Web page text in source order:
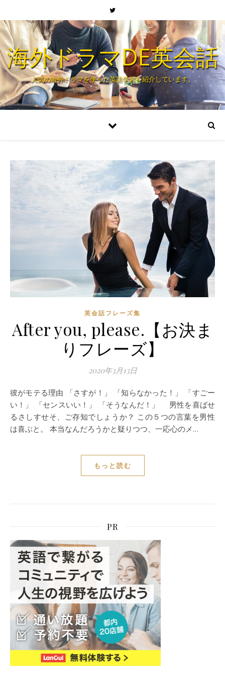
海外ドラマDE英会話
人気の海外ドラマを使った英語学習を紹介しています。
英会話フレーズ集
After you, please.【お決ま
りフレーズ】
2020年3月13日
彼がモテる理由 「さすが！」 「知らなかった！」 「すごー
い！」 「センスいい！」 「そうなんだ！」 男性を喜ばせ
るさしすせそ、ご存知でしょうか？ この５つの言葉を男性
は喜ぶと。 本当なんだろうかと疑りつつ、一応心のメ…
もっと読む
PR